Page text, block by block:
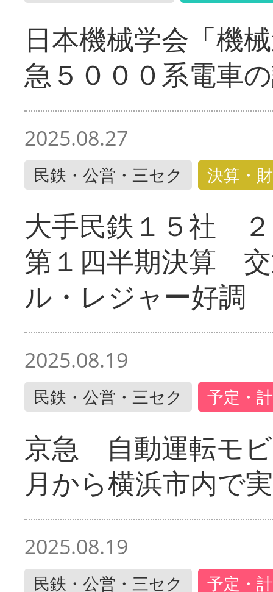
日本機械学会「機
急５０００系電車
2025.08.27
民鉄・公営・三セク 決算・
大手民鉄１５社
第１四半期決算
ル・レジャー好調
2025.08.19
民鉄・公営・三セク 予定・
京急 自動運転モ
月から横浜市内で
2025.08.19
民鉄・公営・三セク 予定・